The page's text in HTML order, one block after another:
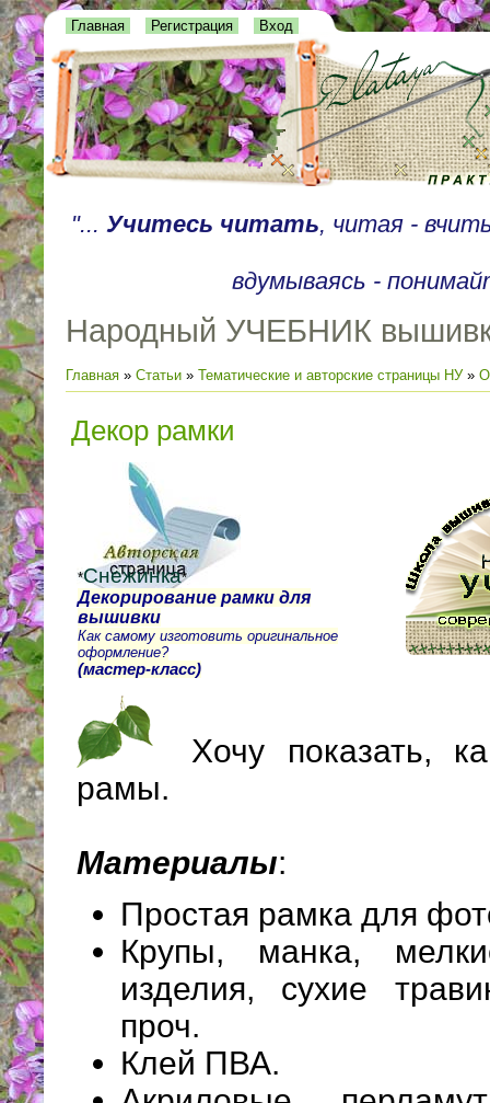
Главная Регистрация Вход
"... Учитесь читать, читая -
вдумываясь -
Народный УЧЕБНИК
Главная » Статьи » Тематические и авторские страницы НУ»
Декор рамки
*Снежинка*
Декорирование рамки для
вышивки
Как самому изготовить оригинальное
оформление?
(мастер-класс)
Хочу показать,
рамы.
Материалы:
Простая рамка для
Крупы, манка,
изделия, сухие
проч.
Клей ПВА.